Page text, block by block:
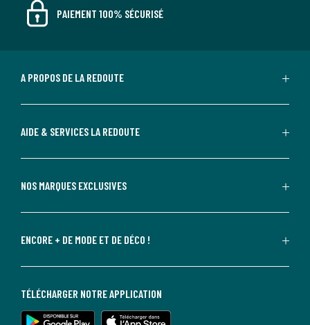
PAIEMENT 100% SÉCURISÉ
A PROPOS DE LA REDOUTE
AIDE & SERVICES LA REDOUTE
NOS MARQUES EXCLUSIVES
ENCORE + DE MODE ET DE DÉCO !
TÉLÉCHARGER NOTRE APPLICATION